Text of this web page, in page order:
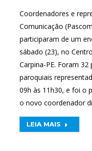
Coordenadores e
Comunicação
participaram de um
sábado (23), no
Carpina-PE. Foram
paroquiais
09h às 11h30, e foi o
o novo coordenador
LEIA MAIS